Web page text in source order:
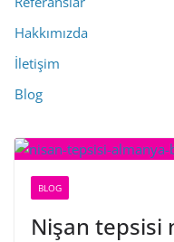
Hakkımızda
İletişim
Blog
BLOG
Nişan tepsisi